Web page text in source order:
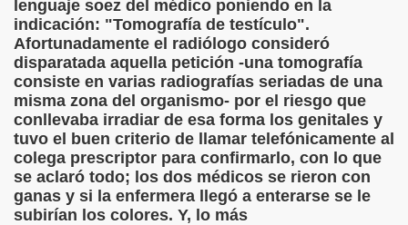
lenguaje soez del médico poniendo en la
indicación: "Tomografía de testículo".
Afortunadamente el radiólogo consideró
disparatada aquella petición -una tomografía
consiste en varias radiografías seriadas de una
misma zona del organismo- por el riesgo que
conllevaba irradiar de esa forma los genitales y
tuvo el buen criterio de llamar telefónicamente al
colega prescriptor para confirmarlo, con lo que
se aclaró todo; los dos médicos se rieron con
ganas y si la enfermera llegó a enterarse se le
subirían los colores. Y, lo más
de Quevedo)
(Fermín José Tamayo Pozueta)
Mestre)
en una Empresa